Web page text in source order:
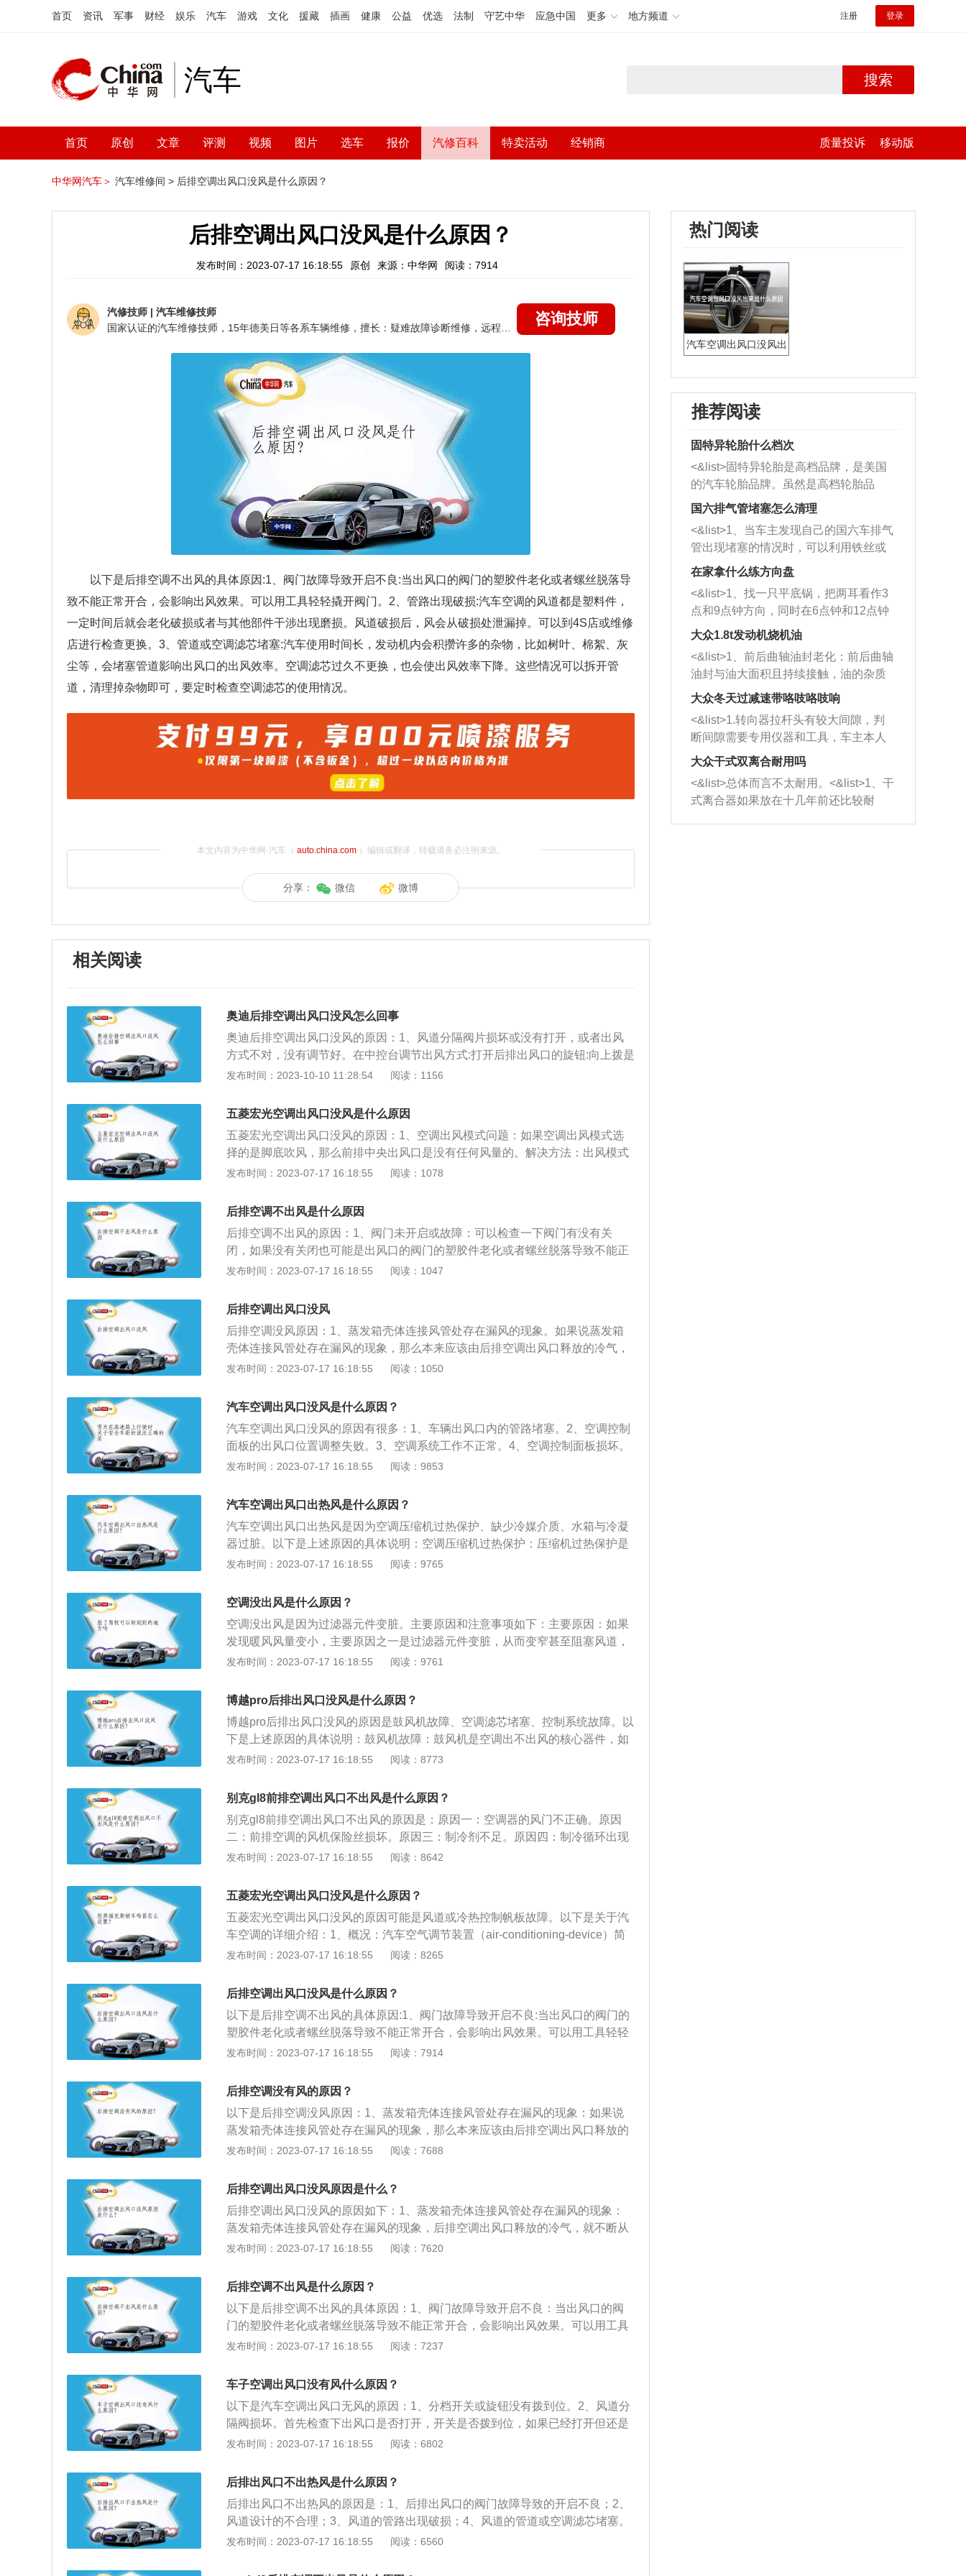
首页 资讯 军事 财经 娱乐 汽车 游戏 文化 援藏 插画 健康 公益 优选 法制 守艺中华 应急中国 更多 地方频道 注册 登录
汽车 搜索
首页 原创 文章 评测 视频 图片 选车 报价 汽修百科 特卖活动 经销商 质量投诉 移动版
中华网汽车＞ 汽车维修间 > 后排空调出风口没风是什么原因？
后排空调出风口没风是什么原因？
发布时间：2023-07-17 16:18:55 原创 来源：中华网 阅读：7914
汽修技师 | 汽车维修技师
咨询技师
以下是后排空调不出风的具体原因:1、阀门故障导致开启不良:当出风口的阀门的塑胶件老化或者螺丝脱落导
致不能正常开合，会影响出风效果。可以用工具轻轻撬开阀门。2、管路出现破损:汽车空调的风道都是塑料件，
一定时间后就会老化破损或者与其他部件干涉出现磨损。风道破损后，风会从破损处泄漏掉。可以到4S店或维修
店进行检查更换。3、管道或空调滤芯堵塞:汽车使用时间长，发动机内会积攒许多的杂物，比如树叶、棉絮、灰
尘等，会堵塞管道影响出风口的出风效率。空调滤芯过久不更换，也会使出风效率下降。这些情况可以拆开管
道，清理掉杂物即可，要定时检查空调滤芯的使用情况。
本文内容为中华网·汽车（ auto.china.com）编辑或翻译，转载请务必注明来源。
分享： 微信 微博
相关阅读
奥迪后排空调出风口没风怎么回事
奥迪后排空调出风口没风的原因：1、风道分隔阀片损坏或没有打开，或者出风
方式不对，没有调节好。在中控台调节出风方式:打开后排出风口的旋钮:向上拨是
开，向下拨是关闭。2、出风口被异物堵住了,导致不能正常送风。需要将异物取
开关或旋钮没有拨到位。需把分档开关拨正。后座出风口主要解决了前后排乘客
对汽车空调需求冷热不均的问题，有助于提升汽车后排乘客的舒适度。而且在必
要时，甚至可以单独关闭前排空调出风口或者后排空调出风口来满足不同体质乘
员的需求。
发布时间：2023-10-10 11:28:54 阅读：1156
五菱宏光空调出风口没风是什么原因
五菱宏光空调出风口没风的原因：1、空调出风模式问题：如果空调出风模式选
择的是脚底吹风，那么前排中央出风口是没有任何风量的。解决方法：出风模式
切换为迎面吹风即可。2、空调面板开关问题：空调风量是由空调面板开关进行
面板开关，质保期内4S店免费索赔维修。3、空调出风口管道问题：如果空调出
风口管道脱落，车内空调出风口是无法发出风量的，可以让技术师傅检查空调出
风口管道。解决方法：安装空调出风口管道，质保期内4S店免费维修。4、冷热
控制帆板故障：空调出风口没风也有可能是冷热控制帆板故障。解决方法：建议
找专业人士维修冷热控制帆板。5、出风口阀门故障：在正常使用情况下，后排
故障，就会导致阀门无法自动开启，一直处于关闭状态所以就不出风。解决方
法：建议找专业人士维修出风口阀门。6、制冷剂过量，会导致五菱宏光空调出
风口没风。解决方法：适当减少制冷剂用量；7、散热不好，会导致五菱宏光空
网积灰结垢，空气流量变小，系统压力和温度失衡。解决方法：清洁蒸发器或过
发布时间：2023-07-17 16:18:55 阅读：1078
后排空调不出风是什么原因
后排空调不出风的原因：1、阀门未开启或故障：可以检查一下阀门有没有关
闭，如果没有关闭也可能是出风口的阀门的塑胶件老化或者螺丝脱落导致不能正
常开合，影响后排出风效果。解决办法：这种情况可以用工具轻轻撬开阀门。
与其他部件干涉出现磨损。风道破损后，风会从破损处泄漏掉。可以到4S店或维
修店进行检查更换。3、管道或空调滤芯堵塞：汽车使用时间长，发动内会积攒
许多的杂物，比如树叶、棉絮、灰尘等，会堵塞管道影响出风口的出风效率。空
调滤芯过久不更换，也会使出风效率下降。这些情况可以拆开管道，清理掉杂物
即可，要定时检查空调滤芯的使用情况。4、鼓风机出现了故障：在鼓风机出现
更换鼓风机。5、可能是由于后排出风口的独立控制开关出现了问题，这种情况
下需要对有故障的开关进行修理就可以解决。6、内部电容损坏也造成的后排空
调不出风。需要及时的检查损坏的部件，通过对损坏的部件进行修理或者是更
冷剂及冷冻油；2、清理冷凝器表面；3、清洗蒸发器表面。合理使用空调的方
夏季进车立即启动内循环。汽车空气调节装置简称汽车空调，是由制冷系统、供
暖系统、通风和空气净化装置及控制系统组成。
发布时间：2023-07-17 16:18:55 阅读：1047
后排空调出风口没风
后排空调没风原因：1、蒸发箱壳体连接风管处存在漏风的现象。如果说蒸发箱
壳体连接风管处存在漏风的现象，那么本来应该由后排空调出风口释放的冷气，
就不断从漏风处泄露，这也就导致了后排空调出风口的风量过小。2、空调滤芯
风或者是热风，都需要经过空调滤芯的。但是空调滤芯也是很容易积累脏污的部
位，如果车主没有及时更换空调滤芯，那么空调滤芯上很容易附着上大量的灰
尘，树叶，虫尸甚至是老鼠尸体等等。而这些杂物自然就会导致从空调滤芯通过
的气体流量变小了，那么后排空调出风口的风量也会减少。3、后空调出风口的
阀门关闭∶正常情况下，空调打开时后空调出风口的阀门可以自动打开，但如果阀
风口无法吹出。4、附加气管密封性变差。后排空调出风口是有附加气管连接到
鼓风机的，如果附加气管密封性变差了，那么就会存在漏气，后排空调出风口的
风量也就减少了。可以试着将吹风模式切换为迎面吹风模式，在后排空调处调节
作用。5、风道的管道或空调滤芯堵塞。后排出风口是一项舒适性配置，在车辆
机，可以单独调节送风量的大小。到4s店或维修店进行检查更换风道；拆开管
道，清理掉杂物即可，要定时检查空调滤芯的使用情况。
发布时间：2023-07-17 16:18:55 阅读：1050
汽车空调出风口没风是什么原因？
汽车空调出风口没风的原因有很多：1、车辆出风口内的管路堵塞。2、空调控制
面板的出风口位置调整失败。3、空调系统工作不正常。4、空调控制面板损坏。
5、空调滤芯太脏了。6、空调压缩机缺少制冷剂。7、车辆没有启动。机动车辆
动打开车辆空调出风口的控制开关。打开后，空气将从车辆的出风口排出。对于
开关的问题，可以检查空调管路是否堵塞。
发布时间：2023-07-17 16:18:55 阅读：9853
汽车空调出风口出热风是什么原因？
汽车空调出风口出热风是因为空调压缩机过热保护、缺少冷媒介质、水箱与冷凝
器过脏。以下是上述原因的具体说明：空调压缩机过热保护：压缩机过热保护是
为了保护空调的制冷循环系统，当压缩机外壳的温度异常升高，压缩机上的热保
调不制冷的原因。水箱与冷凝器过脏：出现这种情况需要冲洗一下冷凝器和水箱
发布时间：2023-07-17 16:18:55 阅读：9765
空调没出风是什么原因？
空调没出风是因为过滤器元件变脏。主要原因和注意事项如下：主要原因：如果
发现暖风风量变小，主要原因之一是过滤器元件变脏，从而变窄甚至阻塞风道，
从而导致吹出的暖风风力小，甚至吹出的空气有异味。这种情况建议更换空调过
条件和环境而定。注意事项：汽车冬季打开暖风系统的方式与夏季打开制冷的方
式不同。如果按照打开制冷的方式打开暖风系统，吹出来的风将很冷。由于夏季
冷空气调节器依靠发动机冷却，因此在上车点火后，打开空气调节器后，冷空气
将直接排出。
发布时间：2023-07-17 16:18:55 阅读：9761
博越pro后排出风口没风是什么原因？
博越pro后排出风口没风的原因是鼓风机故障、空调滤芯堵塞、控制系统故障。以
下是上述原因的具体说明：鼓风机故障：鼓风机是空调出不出风的核心器件，如
果它受损，汽车空调必然不出风，造成鼓风机故障则是内部线圈过热损坏或者电
障。一旦有故障据需要去4S店或修理厂修理。空调滤芯堵塞：空调滤芯堵塞是上
述中风道堵塞原因的一种，也是最常见的一种。车外的空气会经过空调滤芯过滤
一遍再进入汽车内，会吸附很多空气中的杂物，所以容易堵塞。可以将空调滤芯
拆下看看是否干净，太脏了建议更换。控制系统故障：如果不是上述两种原因就
是汽车空调的控制系统出了问题。风门、控制开关、汽车空调电脑都是出故障的
发布时间：2023-07-17 16:18:55 阅读：8773
别克gl8前排空调出风口不出风是什么原因？
别克gl8前排空调出风口不出风的原因是：原因一：空调器的风门不正确。原因
二：前排空调的风机保险丝损坏。原因三：制冷剂不足。原因四：制冷循环出现
问题。有关汽车空调的资料如下：汽车空调：是指安装在汽车上的空气调节装
乘车环境，降低驾驶员的疲劳强度，提高行车安全。组成：一般包括制冷装置、
取暖装置和通风换气装置，这种联合装置充分利用了汽车内部有限的空间，结构
简单，便于操作，是国际上流行的现代化汽车空调系统。
发布时间：2023-07-17 16:18:55 阅读：8642
五菱宏光空调出风口没风是什么原因？
五菱宏光空调出风口没风的原因可能是风道或冷热控制帆板故障。以下是关于汽
车空调的详细介绍：1、概况：汽车空气调节装置（air-conditioning-device）简
称汽车空调。用于把汽车车厢内的温度、湿度、空气清洁度及空气流动调整和控
途疲劳；为驾驶员创造良好的工作条件，确保行车安全。汽车空调装置通常包括
制冷装置、取暖装置和通风换气装置。
发布时间：2023-07-17 16:18:55 阅读：8265
后排空调出风口没风是什么原因？
以下是后排空调不出风的具体原因:1、阀门故障导致开启不良:当出风口的阀门的
塑胶件老化或者螺丝脱落导致不能正常开合，会影响出风效果。可以用工具轻轻
撬开阀门。2、管路出现破损:汽车空调的风道都是塑料件，一定时间后就会老化
4S店或维修店进行检查更换。3、管道或空调滤芯堵塞:汽车使用时间长，发动机
内会积攒许多的杂物，比如树叶、棉絮、灰尘等，会堵塞管道影响出风口的出风
效率。空调滤芯过久不更换，也会使出风效率下降。这些情况可以拆开管道，清
理掉杂物即可，要定时检查空调滤芯的使用情况。
发布时间：2023-07-17 16:18:55 阅读：7914
后排空调没有风的原因？
以下是后排空调没风原因：1、蒸发箱壳体连接风管处存在漏风的现象：如果说
蒸发箱壳体连接风管处存在漏风的现象，那么本来应该由后排空调出风口释放的
冷气，就不断从漏风处泄露，这也就导致了后排空调出风口的风量过小。2、空
出的冷风或者是热风，都需要经过空调滤芯。但是空调滤芯也是很容易积累脏污
的部位，如果车主没有及时更换空调滤芯，那么空调滤芯上很容易附着上大量的
灰尘，树叶，虫尸甚至是老鼠尸体等等。而这些杂物自然就会导致从空调滤芯通
过的气体流量变小，那么后排空调出风口的风量也会减少。3、附加气管密封性
变差：后排空调出风口有附加气管连接到鼓风机，如果附加气管密封性变差，那
发布时间：2023-07-17 16:18:55 阅读：7688
后排空调出风口没风原因是什么？
后排空调出风口没风的原因如下：1、蒸发箱壳体连接风管处存在漏风的现象：
蒸发箱壳体连接风管处存在漏风的现象，后排空调出风口释放的冷气，就不断从
漏风处泄露，也就导致后排空调出风口风量过小。2、空调滤芯出现问题：空调
需要经过空调滤芯。但是空调滤芯很容易积累污垢。如果车主没有及时更换空调
滤芯，那么空调滤芯上很容易附着上大量的灰尘，树叶等。会导致空调滤芯通过
的气体流量变小，后排空调出风口的风量也会减少。3、附加气管密封性变差：
后排空调出风口是有附加气管连接到鼓风机，如果附加气管密封性变差，存在漏
气问题，后排空调出风口的风量也就相应减少。
发布时间：2023-07-17 16:18:55 阅读：7620
后排空调不出风是什么原因？
以下是后排空调不出风的具体原因：1、阀门故障导致开启不良：当出风口的阀
门的塑胶件老化或者螺丝脱落导致不能正常开合，会影响出风效果。可以用工具
轻轻撬开阀门。2、管路出现破损：汽车空调的风道都是塑料件，一定时间后就
可以到4S店或维修店进行检查更换。3、管道或空调滤芯堵塞：汽车使用时间
长，发动内会积攒许多的杂物，比如树叶、棉絮、灰尘等，会堵塞管道影响出风
口的出风效率。空调滤芯过久不更换，也会使出风效率下降。这些情况可以拆开
管道，清理掉杂物即可，要定时检查空调滤芯的使用情况。
发布时间：2023-07-17 16:18:55 阅读：7237
车子空调出风口没有风什么原因？
以下是汽车空调出风口无风的原因：1、分档开关或旋钮没有拨到位。2、风道分
隔阀损坏。首先检查下出风口是否打开，开关是否拨到位，如果已经打开但还是
没有风，这时应检查一下出风口有没有堵塞，建议直接找汽修店人员处理。以下
度、出风口方向、风量大小、内外循环、挡风除雾等。2、左边的旋钮是空调温
度的高低调节旋钮，顺时针温度升高，逆时针温度降低，中间的旋钮是空调出风
口方向调节，调节到挡风玻璃除雾，按下中间按钮可以设置后视镜加热，右边的
旋钮是空调出风量大小调节旋钮，中间按钮设置空调循环状态。
发布时间：2023-07-17 16:18:55 阅读：6802
后排出风口不出热风是什么原因？
后排出风口不出热风的原因是：1、后排出风口的阀门故障导致的开启不良；2、
风道设计的不合理；3、风道的管路出现破损；4、风道的管道或空调滤芯堵塞。
后排出风口是一项舒适性配置，在车辆的后排座椅附近设置有一个或多个空调出
口不出热风的解决方法是：1、用工具轻轻撬开阀门，使其打开，或者到维修店
发布时间：2023-07-17 16:18:55 阅读：6560
热门阅读
汽车空调出风口没风出
推荐阅读
固特异轮胎什么档次
<&list>固特异轮胎是高档品牌，是美国
的汽车轮胎品牌。虽然是高档轮胎品
牌，但是中高低端的轮胎都有生产，这
也是为了更好的开拓市场。
国六排气管堵塞怎么清理
<&list>1、当车主发现自己的国六车排气
管出现堵塞的情况时，可以利用铁丝或
者是细棍，直接将杂物给取出来，如果
堵塞情况比较严重，也可以采取应急措
施。 <&list>2、直接利用木棍将所有的
杂物推到排气管里面的位置处，然后将
三元催化器拆解开，就可以将堵塞的东
西取出来。但如果是因为积碳过多引起
的堵塞，就需要将三元催化器泡在草酸
洗剂对堵塞的情况得到解决，将清洗剂
放在燃油箱中，与燃油混合后，车辆启
动时，就可以和汽油一起进入到燃烧
室，最后形成废气排出，就可以让三元
催化器得到清洗，排气管堵塞的情况就
能够得到解决。
在家拿什么练方向盘
<&list>1、找一只平底锅，把两耳看作3
点和9点钟方向，同时在6点钟和12点钟
方向做一个标记。 <&list>2、双手握住
一圈半的练习，往右同样也要打相同的
圈数。 <&list>3、最后强调要反复练
习，这样就可以形成肌肉记忆，在真实
驾驶车辆时，不需要记忆也能打好方
向。
大众1.8t发动机烧机油
<&list>1、前后曲轴油封老化：前后曲轴
油封与油大面积且持续接触，油的杂质
和发动机内持续温度变化使其密封效果
逐渐减弱，导致渗油或漏油。<&list>2、
活塞间隙过大：积碳会使活塞环与缸体
的间隙扩大，导致机油流入燃烧室中，
造成烧机油。<&list>3、机油粘度。使用
机油粘度过小的话，同样会有烧机油现
象，机油粘度过小具有很好的流动性，
大众冬天过减速带咯吱咯吱响
<&list>1.转向器拉杆头有较大间隙，判
断间隙需要专用仪器和工具，车主本人
无法制作，需要将车辆送到修理厂或4s
店；<&list>2.车辆半轴套管防尘罩破
裂，破裂后会出现漏油现象，使半轴磨
损严重，磨损的半轴容易损坏，产生异
响；<&list>3.稳定器的转向胶套和球头
大众干式双离合耐用吗
<&list>总体而言不太耐用。<&list>1、干
式离合器如果放在十几年前还比较耐